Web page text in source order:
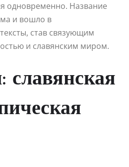
одновременно. Название
и вошло в
став связующим
и славянским миром.
славянская